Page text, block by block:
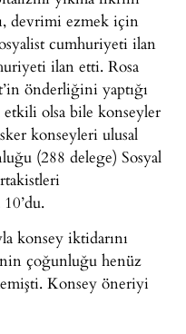
devrimi ezmek için
cumhuriyeti ilan
ilan etti. Rosa
önderliğini yaptığı
olsa bile konseyler
konseyleri ulusal
(288 delege) Sosyal
konsey iktidarını
çoğunluğu henüz
Konsey öneriyi